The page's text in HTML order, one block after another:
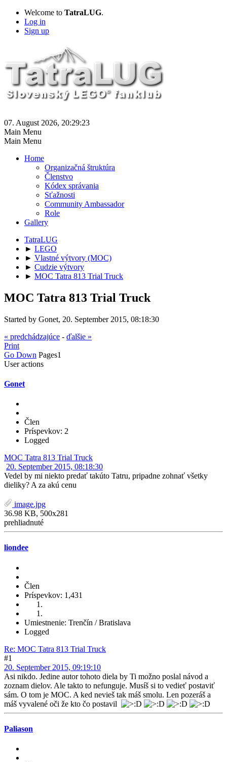
Welcome to TatraLUG.
Log in
Sign up
07. August 2026, 20:29:23
Main Menu
Main Menu
Home
Organizačná štruktúra
Členstvo
Kódex správania
Sťažnosti
Community Ambassador
Role
Gallery
TatraLUG
► LEGO
► Vlastné výtvory (MOC)
► Cudzie výtvory
► MOC Tatra 813 Trial Truck
MOC Tatra 813 Trial Truck
Started by Gonet, 20. September 2015, 08:18:30
« predchádzajúce - ďalšie »
Print
Go Down Pages1
User actions
Gonet
Člen
Príspevkov: 2
Logged
MOC Tatra 813 Trial Truck
20. September 2015, 08:18:30
Vedel by mi niekto predať takúto Tatru, pripadne zohnať všetky
dieliky? A za akú cenu
image.jpg
36.98 KB, 500x281
prehliadnuté
liondee
Člen
Príspevkov: 1,431
Umiestnenie: Trenčín / Bratislava
Logged
Re: MOC Tatra 813 Trial Truck
#1
20. September 2015, 09:19:10
Asi nikdo. Jedine autor tohoto diela by Ti možno poslal návod a
zoznam dielov. Ale takto to nefunguje. Musíš si to vedieť postaviť
sám. O tom je MOC. A ked nevieš tak máš smolu. Len pozeráš a
máš vyvalené oči že kto čo postavil
Paliason